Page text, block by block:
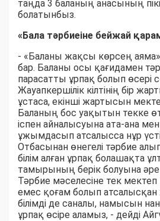
таңда 3 баланың анасының
болатынбыз.
«Бала тәрбиеіне бейжай
- «Баланы жақсы көрсең аяма»
бар. Баланы осы қағидамен
парасатты ұрпақ болып өсері
Жауапкершілік кілтінің бір
ұстаса, екінші жартысын
Баланың бос уақытын текке
іспен айналысуына ата-ана
ұжымдасып атсалысса нұр
Отбасынан өнегелі тәрбие
білім алған ұрпақ болашақта
тамырының берік болуына
Тәрбие мәселесіне тек мектеп
емес қоғам болып атсалысқан
білімді де саналы, намысын
ұрпақ өсіре аламыз, - дейді